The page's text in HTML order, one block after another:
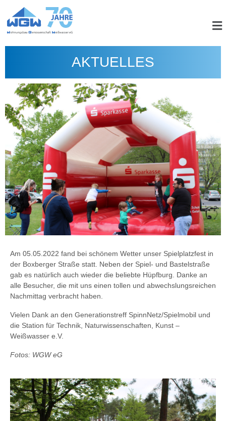
AKTUELLES
Am 05.05.2022 fand bei schönem Wetter unser Spielplatzfest in
der Boxberger Straße statt. Neben der Spiel- und Bastelstraße
gab es natürlich auch wieder die beliebte Hüpfburg. Danke an
alle Besucher, die mit uns einen tollen und abwechslungsreichen
Nachmittag verbracht haben.
Vielen Dank an den Generationstreff SpinnNetz/Spielmobil und
die Station für Technik, Naturwissenschaften, Kunst –
Weißwasser e.V.
Fotos: WGW eG